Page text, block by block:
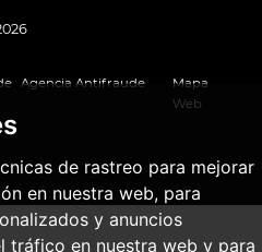
de rastreo para mejorar
en nuestra web, para
y anuncios
tráfico en nuestra web y para
Agencia Antifraude
Mapa
Web